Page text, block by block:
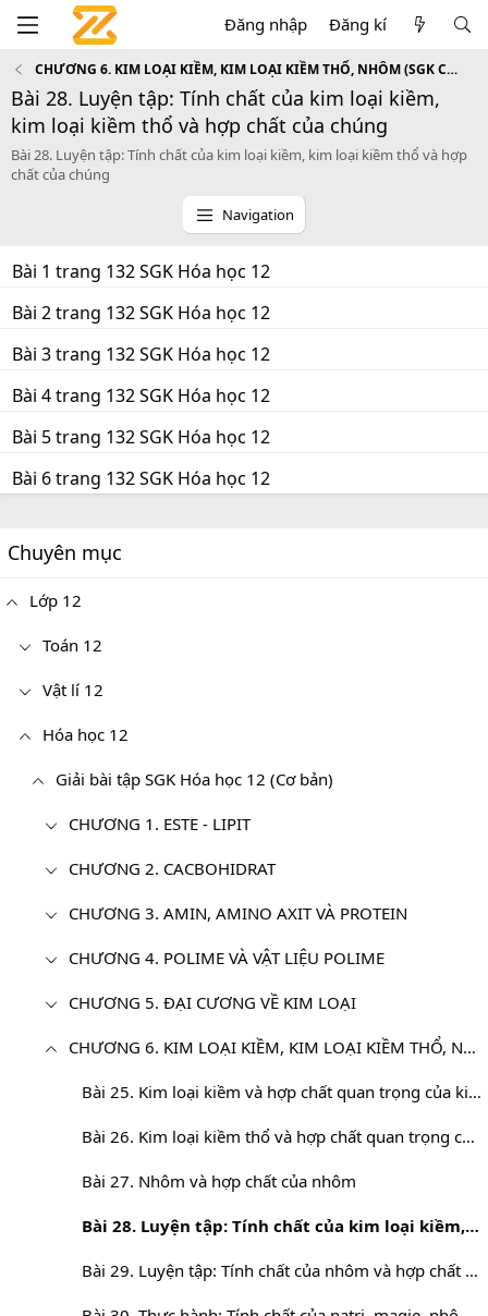
Đăng nhập Đăng kí
CHƯƠNG 6. KIM LOẠI KIỀM, KIM LOẠI KIỀM THỔ, NHÔM (SGK Cơ bản)
Bài 28. Luyện tập: Tính chất của kim loại kiềm,
kim loại kiềm thổ và hợp chất của chúng
Bài 28. Luyện tập: Tính chất của kim loại kiềm, kim loại kiềm thổ và hợp
chất của chúng
Navigation
Bài 1 trang 132 SGK Hóa học 12
Bài 2 trang 132 SGK Hóa học 12
Bài 3 trang 132 SGK Hóa học 12
Bài 4 trang 132 SGK Hóa học 12
Bài 5 trang 132 SGK Hóa học 12
Bài 6 trang 132 SGK Hóa học 12
Chuyên mục
Lớp 12
Toán 12
Vật lí 12
Hóa học 12
Giải bài tập SGK Hóa học 12 (Cơ bản)
CHƯƠNG 1. ESTE - LIPIT
CHƯƠNG 2. CACBOHIDRAT
CHƯƠNG 3. AMIN, AMINO AXIT VÀ PROTEIN
CHƯƠNG 4. POLIME VÀ VẬT LIỆU POLIME
CHƯƠNG 5. ĐẠI CƯƠNG VỀ KIM LOẠI
CHƯƠNG 6. KIM LOẠI KIỀM, KIM LOẠI KIỀM THỔ, NHÔM (SGK Cơ bản)
Bài 25. Kim loại kiềm và hợp chất quan trọng của kim loại kiềm
Bài 26. Kim loại kiềm thổ và hợp chất quan trọng của kim loại kiềm thổ
Bài 27. Nhôm và hợp chất của nhôm
Bài 28. Luyện tập: Tính chất của kim loại kiềm, kim loại kiềm thổ và hợp chất của chúng
Bài 29. Luyện tập: Tính chất của nhôm và hợp chất của nhôm